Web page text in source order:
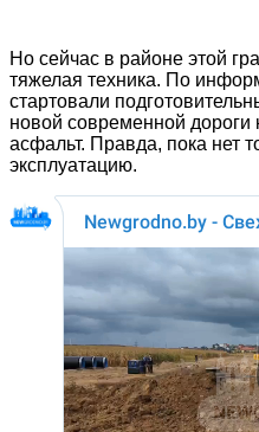
Но сейчас в районе этой
тяжелая техника. По
стартовали
новой современной дороги
асфальт. Правда, пока нет
эксплуатацию.